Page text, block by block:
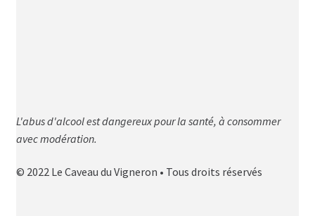
L'abus d'alcool est dangereux pour la santé, à consommer
avec modération.
© 2022 Le Caveau du Vigneron • Tous droits réservés